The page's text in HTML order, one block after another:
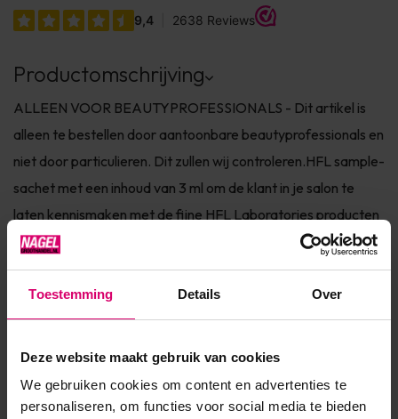
Toestemming Details Over
Deze website maakt gebruik van cookies
We gebruiken cookies om content en advertenties te
personaliseren, om functies voor social media te bieden
Productomschrijving
ALLEEN VOOR BEAUTYPROFESSIONALS - Dit artikel is
alleen te bestellen door aantoonbare beautyprofessionals en
niet door particulieren. Dit zullen wij controleren.HFL sample-
sachet met een inhoud van 3 ml om de klant in je salon te
laten kennismaken met de fijne HFL Laboratories producten
en hiermee de verkoop van deze producten in je salon te
stimul...
Toon meer
Product specificaties
Artikelnummer 47534